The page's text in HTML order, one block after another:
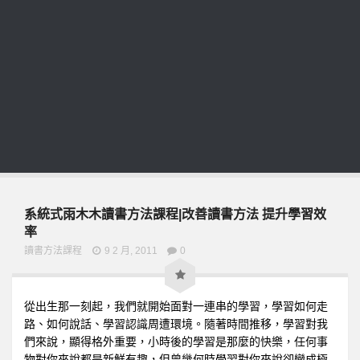
系統式雨木木讀書方法課程|改善讀書方法 提升學習效
率
讀書方法課程 9 2 月, 2011 0
從出生那一刻起，我們就開始面對一連串的學習，學習如何走
路、如何說話、學習認識周遭環境。隨著時間推移，學習對我
們來說，顯得格外重要，小時後的學習是那麼的快樂，任何事